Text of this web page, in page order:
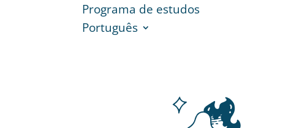
Programa de estudos
Português